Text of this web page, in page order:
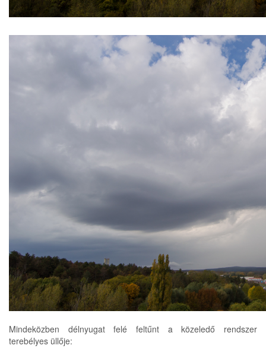
Mindeközben délnyugat felé feltűnt a közeledő rendszer
terebélyes üllője: